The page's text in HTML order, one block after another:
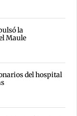
la
Maule
del hospital